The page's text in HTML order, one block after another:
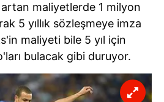
maliyetlerde 1 milyon
5 yıllık sözleşmeye imza
maliyeti bile 5 yıl için
bulacak gibi duruyor.